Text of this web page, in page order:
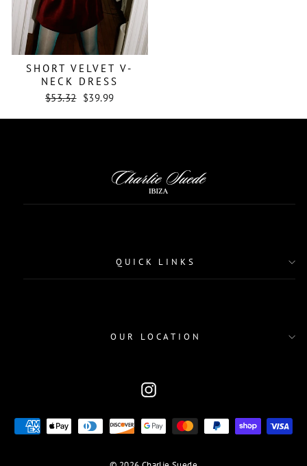
SHORT VELVET V-
NECK DRESS
Normaler
$53.32 Sonderpreis
$39.99
QUICK LINKS
OUR LOCATION
Instagram